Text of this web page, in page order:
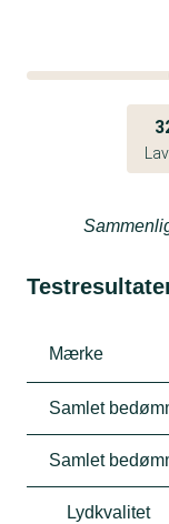
Mærke
Samlet
Samlet
Lydkvalitet